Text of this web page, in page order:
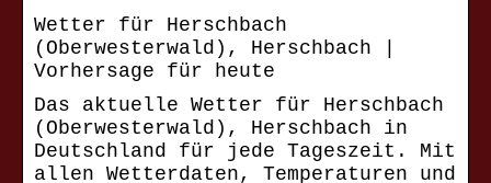
Wetter für Herschbach
(Oberwesterwald), Herschbach |
Vorhersage für heute
Das aktuelle Wetter für Herschbach
(Oberwesterwald), Herschbach in
Deutschland für jede Tageszeit. Mit
allen Wetterdaten, Temperaturen und